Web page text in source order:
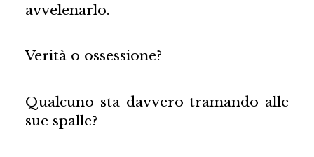
avvelenarlo.
Verità o ossessione?
Qualcuno sta davvero tramando alle
sue spalle?